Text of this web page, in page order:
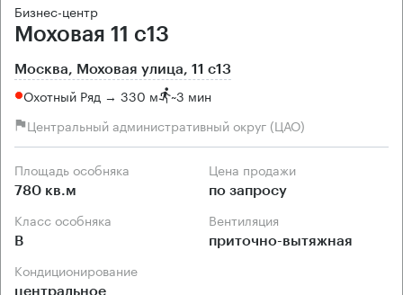
Бизнес-центр
Моховая 11 с13
Москва, Моховая улица, 11 с13
Охотный Ряд → 330 м ~3 мин
Центральный административный округ (ЦАО)
Площадь особняка
780 кв.м
Цена продажи
по запросу
Класс особняка
B
Вентиляция
приточно-вытяжная
Кондиционирование
центральное